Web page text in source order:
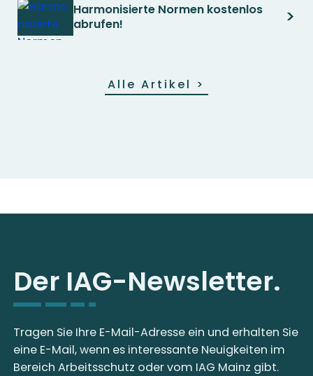
Harmonisierte Normen kostenlos
abrufen!
>
Alle Artikel >
Der IAG-Newsletter.
Tragen Sie Ihre E-Mail-Adresse ein und erhalten Sie
eine E-Mail, wenn es interessante Neuigkeiten im
Bereich Arbeitsschutz oder vom IAG Mainz gibt.